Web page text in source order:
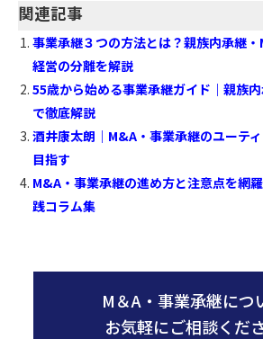
c
e
b
o
o
k
e
e
a
関連記事
事業承継３つの方法とは？親族内承継
経営の分離を解説
55歳から始める事業承継ガイド｜親族
で徹底解説
酒井康太朗｜M&A・事業承継のユーテ
目指す
M&A・事業承継の進め方と注意点を網
践コラム集
M＆A・事業承継につ
お気軽にご相談くださ